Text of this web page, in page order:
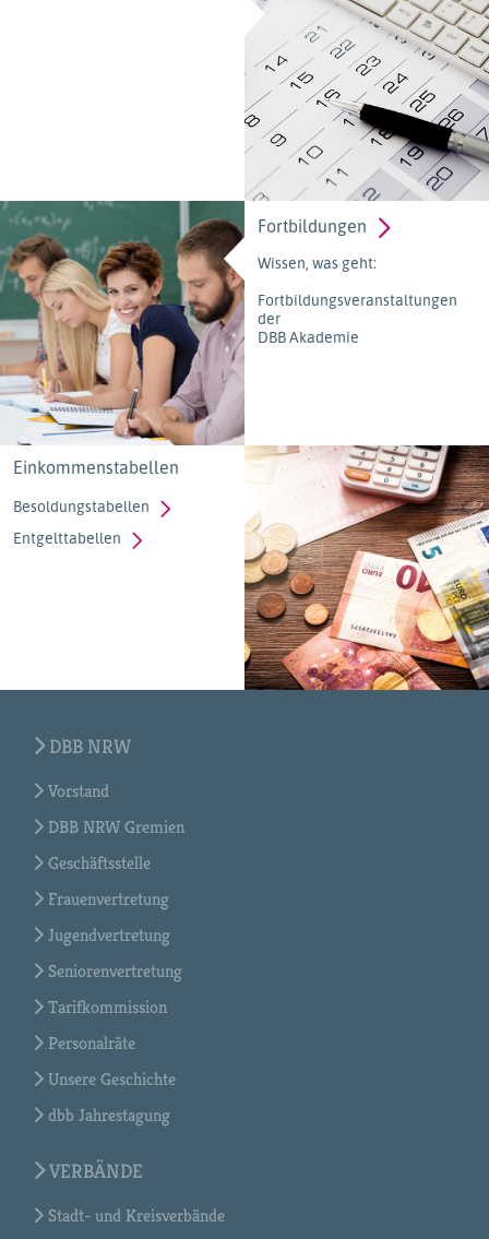
Fortbildungen
Wissen, was geht:
Fortbildungsveranstaltungen
der
DBB Akademie
Einkommenstabellen
Besoldungstabellen
Entgelttabellen
DBB NRW
Vorstand
DBB NRW Gremien
Geschäftsstelle
Frauenvertretung
Jugendvertretung
Seniorenvertretung
Tarifkommission
Personalräte
Unsere Geschichte
dbb Jahrestagung
VERBÄNDE
Stadt- und Kreisverbände